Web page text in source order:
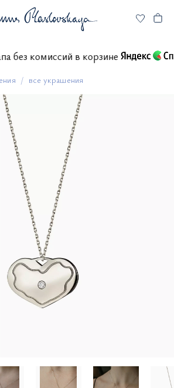
без комиссий в корзине
все украшения